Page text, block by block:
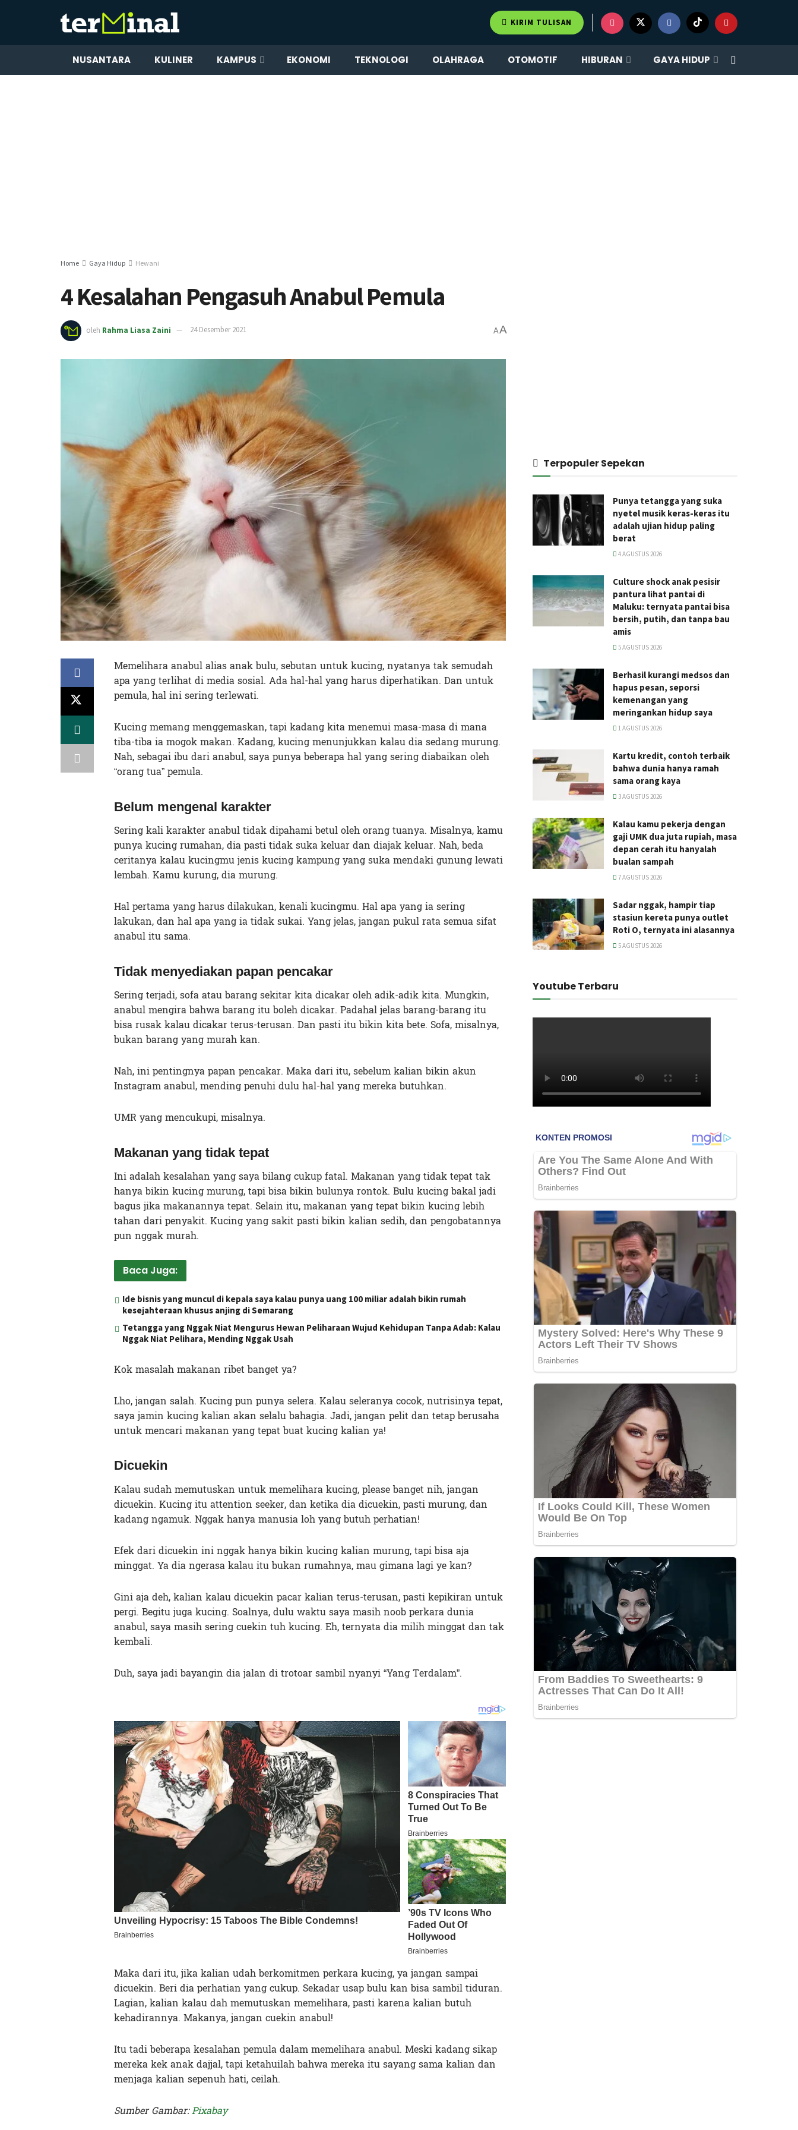
KIRIM TULISAN
NUSANTARA KULINER KAMPUS EKONOMI TEKNOLOGI OLAHRAGA OTOMOTIF HIBURAN GAYA HIDUP
Home Gaya Hidup Hewani
4 Kesalahan Pengasuh Anabul Pemula
oleh Rahma Liasa Zaini 24 Desember 2021 AA
Memelihara anabul alias anak bulu, sebutan untuk kucing, nyatanya tak semudah
apa yang terlihat di media sosial. Ada hal-hal yang harus diperhatikan. Dan untuk
pemula, hal ini sering terlewati.
Kucing memang menggemaskan, tapi kadang kita menemui masa-masa di mana
tiba-tiba ia mogok makan. Kadang, kucing menunjukkan kalau dia sedang murung.
Nah, sebagai ibu dari anabul, saya punya beberapa hal yang sering diabaikan oleh
“orang tua” pemula.
Belum mengenal karakter
Sering kali karakter anabul tidak dipahami betul oleh orang tuanya. Misalnya, kamu
punya kucing rumahan, dia pasti tidak suka keluar dan diajak keluar. Nah, beda
ceritanya kalau kucingmu jenis kucing kampung yang suka mendaki gunung lewati
lembah. Kamu kurung, dia murung.
Hal pertama yang harus dilakukan, kenali kucingmu. Hal apa yang ia sering
lakukan, dan hal apa yang ia tidak sukai. Yang jelas, jangan pukul rata semua sifat
anabul itu sama.
Tidak menyediakan papan pencakar
Sering terjadi, sofa atau barang sekitar kita dicakar oleh adik-adik kita. Mungkin,
anabul mengira bahwa barang itu boleh dicakar. Padahal jelas barang-barang itu
bisa rusak kalau dicakar terus-terusan. Dan pasti itu bikin kita bete. Sofa, misalnya,
bukan barang yang murah kan.
Nah, ini pentingnya papan pencakar. Maka dari itu, sebelum kalian bikin akun
Instagram anabul, mending penuhi dulu hal-hal yang mereka butuhkan.
UMR yang mencukupi, misalnya.
Makanan yang tidak tepat
Ini adalah kesalahan yang saya bilang cukup fatal. Makanan yang tidak tepat tak
hanya bikin kucing murung, tapi bisa bikin bulunya rontok. Bulu kucing bakal jadi
bagus jika makanannya tepat. Selain itu, makanan yang tepat bikin kucing lebih
tahan dari penyakit. Kucing yang sakit pasti bikin kalian sedih, dan pengobatannya
pun nggak murah.
Baca Juga:
Ide bisnis yang muncul di kepala saya kalau punya uang 100 miliar adalah bikin rumah
kesejahteraan khusus anjing di Semarang
Tetangga yang Nggak Niat Mengurus Hewan Peliharaan Wujud Kehidupan Tanpa Adab: Kalau
Nggak Niat Pelihara, Mending Nggak Usah
Kok masalah makanan ribet banget ya?
Lho, jangan salah. Kucing pun punya selera. Kalau seleranya cocok, nutrisinya tepat,
saya jamin kucing kalian akan selalu bahagia. Jadi, jangan pelit dan tetap berusaha
untuk mencari makanan yang tepat buat kucing kalian ya!
Dicuekin
Kalau sudah memutuskan untuk memelihara kucing, please banget nih, jangan
dicuekin. Kucing itu attention seeker, dan ketika dia dicuekin, pasti murung, dan
kadang ngamuk. Nggak hanya manusia loh yang butuh perhatian!
Efek dari dicuekin ini nggak hanya bikin kucing kalian murung, tapi bisa aja
minggat. Ya dia ngerasa kalau itu bukan rumahnya, mau gimana lagi ye kan?
Gini aja deh, kalian kalau dicuekin pacar kalian terus-terusan, pasti kepikiran untuk
pergi. Begitu juga kucing. Soalnya, dulu waktu saya masih noob perkara dunia
anabul, saya masih sering cuekin tuh kucing. Eh, ternyata dia milih minggat dan tak
kembali.
Duh, saya jadi bayangin dia jalan di trotoar sambil nyanyi “Yang Terdalam”.
Maka dari itu, jika kalian udah berkomitmen perkara kucing, ya jangan sampai
dicuekin. Beri dia perhatian yang cukup. Sekadar usap bulu kan bisa sambil tiduran.
Lagian, kalian kalau dah memutuskan memelihara, pasti karena kalian butuh
kehadirannya. Makanya, jangan cuekin anabul!
Itu tadi beberapa kesalahan pemula dalam memelihara anabul. Meski kadang sikap
mereka kek anak dajjal, tapi ketahuilah bahwa mereka itu sayang sama kalian dan
menjaga kalian sepenuh hati, ceilah.
Sumber Gambar:Pixabay
Terpopuler Sepekan
Punya tetangga yang suka
nyetel musik keras-keras itu
adalah ujian hidup paling
berat
4 AGUSTUS 2026
Culture shock anak pesisir
pantura lihat pantai di
Maluku: ternyata pantai bisa
bersih, putih, dan tanpa bau
amis
5 AGUSTUS 2026
Berhasil kurangi medsos dan
hapus pesan, seporsi
kemenangan yang
meringankan hidup saya
1 AGUSTUS 2026
Kartu kredit, contoh terbaik
bahwa dunia hanya ramah
sama orang kaya
3 AGUSTUS 2026
Kalau kamu pekerja dengan
gaji UMK dua juta rupiah, masa
depan cerah itu hanyalah
bualan sampah
7 AGUSTUS 2026
Sadar nggak, hampir tiap
stasiun kereta punya outlet
Roti O, ternyata ini alasannya
5 AGUSTUS 2026
Youtube Terbaru